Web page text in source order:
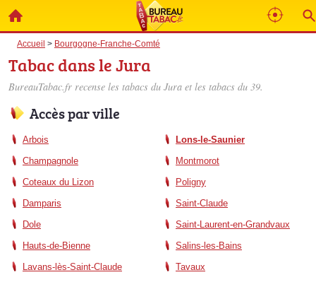
Accueil > Bourgogne-Franche-Comté
Tabac dans le Jura
BureauTabac.fr recense les tabacs du Jura et les tabacs du 39.
Accès par ville
Arbois
Champagnole
Coteaux du Lizon
Damparis
Dole
Hauts-de-Bienne
Lavans-lès-Saint-Claude
Lons-le-Saunier
Montmorot
Poligny
Saint-Claude
Saint-Laurent-en-Grandvaux
Salins-les-Bains
Tavaux